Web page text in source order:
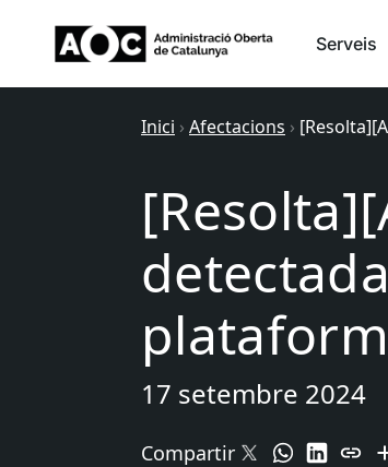
Serveis
Inici › Afectacions ›
17 setembre 2024
Compartir